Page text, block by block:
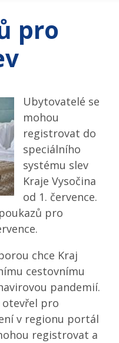
pro
Ubytovatelé se
mohou
registrovat do
speciálního
systému slev
Kraje Vysočina
od 1. července.
pro
chce Kraj
cestovnímu
pandemií.
otevřel pro
v regionu portál
registrovat a